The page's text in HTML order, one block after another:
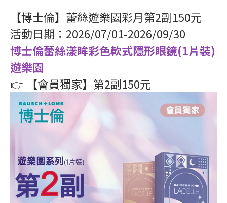
【博士倫】蕾絲遊樂園彩月第2副150元
活動日期：2026/07/01-2026/09/30
博士倫蕾絲漾眸彩色軟式隱形眼鏡(1片裝)
遊樂園
👉 【會員獨家】第2副150元